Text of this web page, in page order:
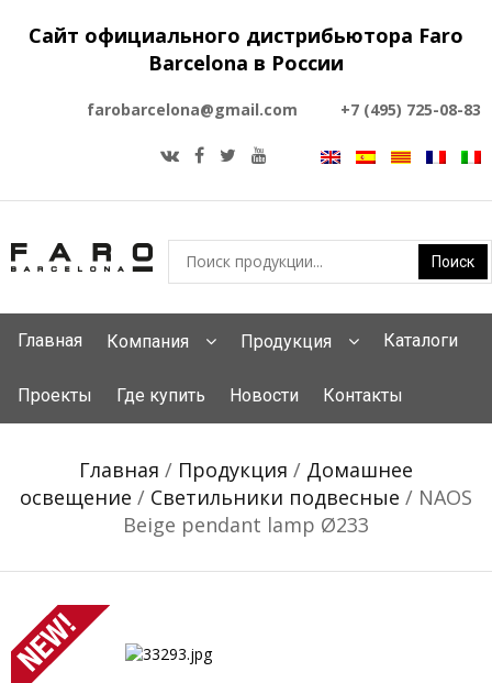
Сайт официального дистрибьютора Faro
Barcelona в России
farobarcelona@gmail.com +7 (495) 725-08-83
Главная Компания Продукция Каталоги
Проекты Где купить Новости Контакты
Главная / Продукция / Домашнее
освещение / Светильники подвесные / NAOS
Beige pendant lamp Ø233